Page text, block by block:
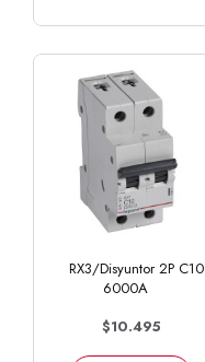
RX3/Disyuntor 2P C10
6000A
$10.495